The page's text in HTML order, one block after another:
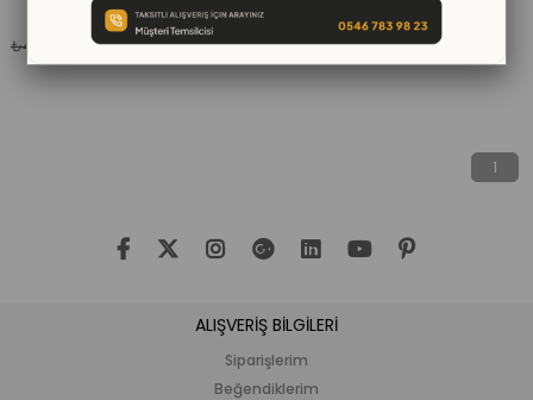
₺3.090,00
₺4.599,00
İndirim
₺299,00
₺399,00
1
ALIŞVERİŞ BİLGİLERİ
Siparişlerim
Beğendiklerim